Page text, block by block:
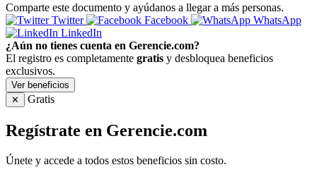
Comparte este documento y ayúdanos a llegar a más personas.
Twitter
Facebook
WhatsApp
LinkedIn
¿Aún no tienes cuenta en Gerencie.com?
El registro es completamente gratis y desbloquea beneficios
exclusivos.
Ver beneficios
✕
Gratis
Regístrate en Gerencie.com
Únete y accede a todos estos beneficios sin costo.